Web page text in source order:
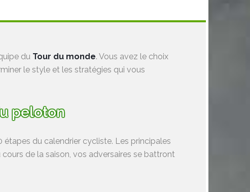
du Tour du monde. Vous avez le choix
le style et les stratégies qui vous
peloton
du calendrier cycliste. Les principales
de la saison, vos adversaires se battront